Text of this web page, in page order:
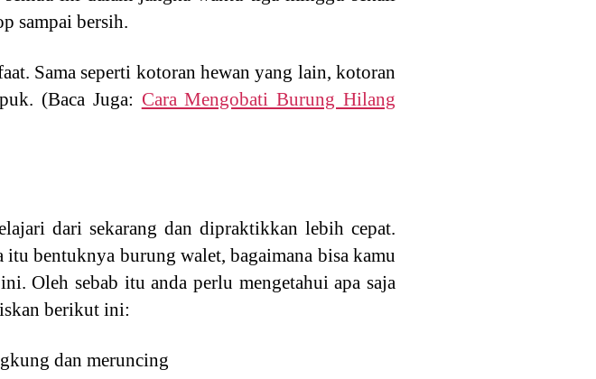
sampai bersih.
Sama seperti kotoran hewan yang lain, kotoran
(Baca Juga: Cara Mengobati Burung Hilang
dari sekarang dan dipraktikkan lebih cepat.
bentuknya burung walet, bagaimana bisa kamu
Oleh sebab itu anda perlu mengetahui apa saja
berikut ini:
dan meruncing